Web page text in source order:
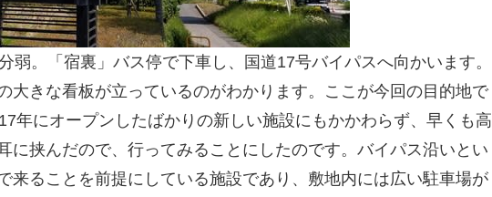
弱。「宿裏」バス停で下車し、国道17号バイパスへ向かいます。
大きな看板が立っているのがわかります。ここが今回の目的地で
年にオープンしたばかりの新しい施設にもかかわらず、早くも高
に挟んだので、行ってみることにしたのです。バイパス沿いとい
来ることを前提にしている施設であり、敷地内には広い駐車場が